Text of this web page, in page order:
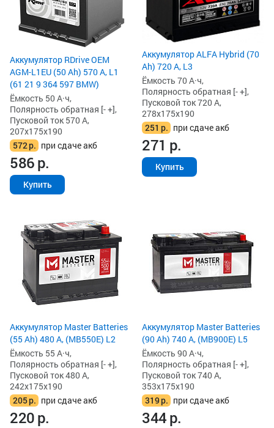
Аккумулятор RDrive OEM
AGM-L1EU (50 Ah) 570 А, L1
(61 21 9 364 597 BMW)
Ёмкость 50 А·ч,
Полярность обратная [- +],
Пусковой ток 570 А,
207x175x190
572р. при сдаче акб
586р.
Купить
Аккумулятор ALFA Hybrid (70
Ah) 720 А, L3
Ёмкость 70 А·ч,
Полярность обратная [- +],
Пусковой ток 720 А,
278x175x190
251 р. при сдаче акб
271 р.
Купить
Аккумулятор Master Batteries
(55 Ah) 480 А, (MB550E) L2
Ёмкость 55 А·ч,
Полярность обратная [- +],
Пусковой ток 480 А,
242x175x190
205р. при сдаче акб
220р.
Аккумулятор Master Batteries
(90 Ah) 740 А, (MB900E) L5
Ёмкость 90 А·ч,
Полярность обратная [- +],
Пусковой ток 740 А,
353x175x190
319р. при сдаче акб
344р.